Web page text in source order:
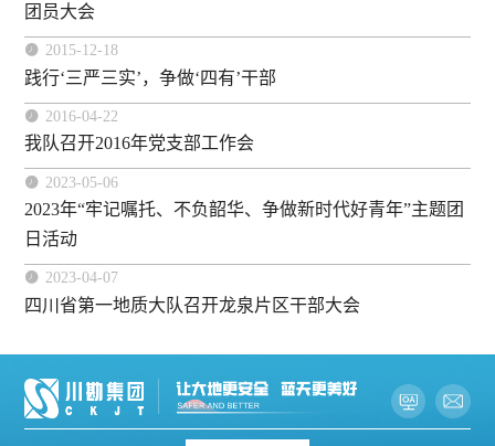
团员大会
 2015-12-18
践行‘三严三实’，争做‘四有’干部
 2016-04-22
我队召开2016年党支部工作会
 2023-05-06
2023年“牢记嘱托、不负韶华、争做新时代好青年”主题团
日活动
 2023-04-07
四川省第一地质大队召开龙泉片区干部大会